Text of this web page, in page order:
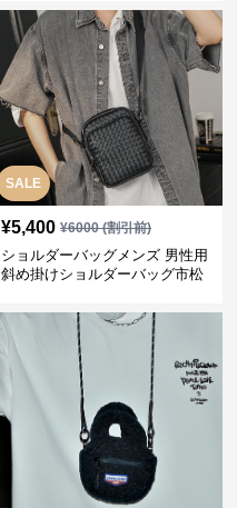
SALE
¥5,400 ¥6000(割引前)
ショルダーバッグメンズ 男性用
斜め掛けショルダーバッグ市松